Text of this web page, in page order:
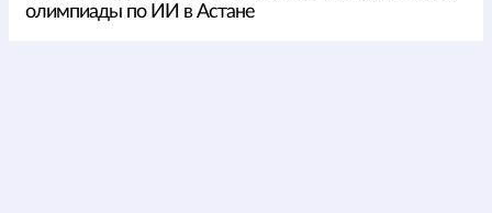
олимпиады по ИИ в Астане